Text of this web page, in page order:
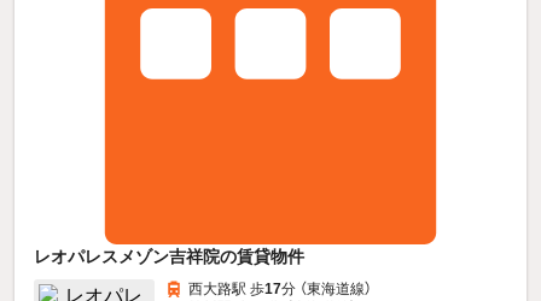
レオパレスメゾン吉祥院の賃貸物件
西大路駅 歩17分 （東海道線）